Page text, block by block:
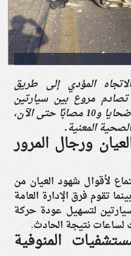
المؤدي إلىطريق
مروع بين سيارتين
و10 مصابًا
حتى الآن،
المعنية.
ورجال المرور
لأقوال شهود العيان من
تقوم فرق الإدارة العامة
لتسهيل عودة حركة
لساعات نتيجة الحادث.
المنوفية